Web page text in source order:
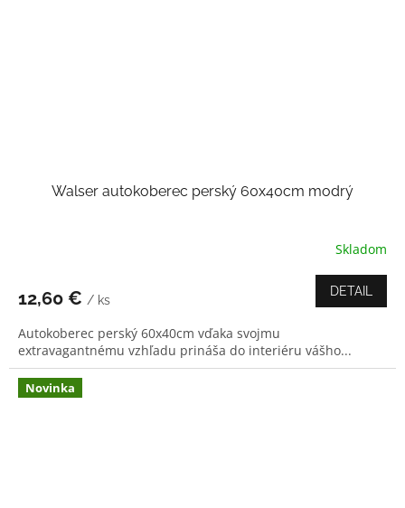
Walser autokoberec perský 60x40cm modrý
Skladom
12,60 € / ks
DETAIL
Autokoberec perský 60x40cm vďaka svojmu
extravagantnému vzhľadu prináša do interiéru vášho...
Novinka